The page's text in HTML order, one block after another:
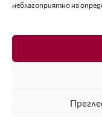
неблагоприятно на
Последвайте ни
Facebook
ISSN 1314-8915